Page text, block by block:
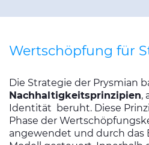
Wertschöpfung für
Die Strategie der Prysmian
Nachhaltigkeitsprinzipien,
Identität beruht. Diese
Phase der
angewendet und durch das